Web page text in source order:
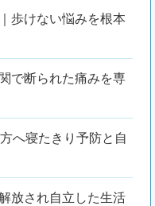
歩けない悩みを根本
で断られた痛みを専
へ寝たきり予防と自
放され自立した生活